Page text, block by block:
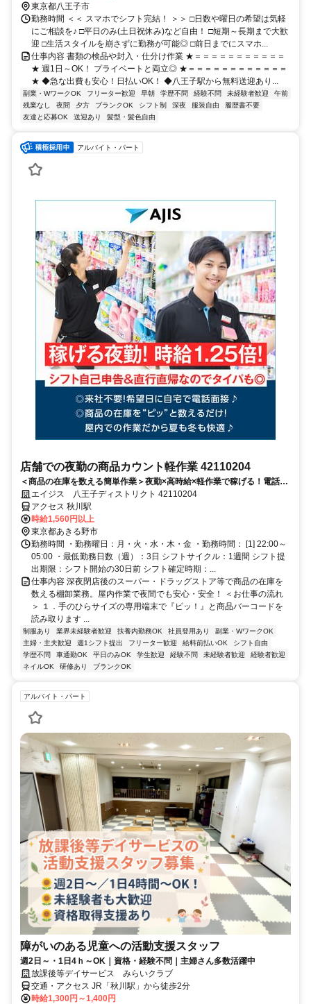
東京都八王子市
勤務時間 ＜＜ スマホでシフト完結！ ＞＞ □日数や曜日の希望は気軽
にご相談を♪ □平日のみ(土日祝休み)など自由！ □短期～長期まで大歓
迎 □生活スタイルを崩さずに勤務が可能◎ □前日までにスマホ...
仕事内容 書類の検品や封入・仕分け作業 ★＝＝＝＝＝＝＝＝＝＝＝
★ 週1日～OK！ プライベートと両立◎ ★＝＝＝＝＝＝＝＝＝＝＝＝
★ ◆急な出費も安心！日払いOK！ ◆八王子駅から無料送迎あり...
副業・WワークOK フリーター歓迎 早朝 学歴不問 経験不問 未経験者歓迎
午前
残業なし
夜間 夕方 ブランクOK シフト制 深夜 服装自由
履歴書不要
友達と応募OK
送迎あり 髪型・髪色自由
アルバイト・パート
店舗での夜勤の商品カウント軽作業 42110204
＜商品の在庫を数える簡単作業＞夜勤×高時給×軽作業で稼げる！電話面
接で来社＆履歴書不要！
エイジス 八王子ディストリクト 42110204
アクセス 秋川駅
時給1,560円以上
東京都あきる野市
勤務時間 ・勤務曜日：月・火・水・木・金 ・勤務時間： [1] 22:00～
05:00 ・最低勤務日数（週）：3日 シフトサイクル：1週間 シフト提
出期限：シフト開始の30日前 シフト確定時期：...
仕事内容 深夜閉店後のスーパー・ドラッグストア等で商品の在庫を
数える棚卸業務。屋内作業で夜間でも安心・安全！ ＜お仕事の流れ
＞ １．手のひらサイズの専用端末で『ピッ！』と商品バーコードを
読み取ります ...
制服あり 業界未経験者歓迎 扶養内勤務OK 社員登用あり
副業・WワークOK
主婦・主夫歓迎
週1シフト提出 フリーター歓迎 給料前払いOK
シフト自由
学歴不問
車通勤OK 平日のみOK 学生歓迎 経験不問 未経験者歓迎
経験者歓迎
ネイルOK
研修あり ブランクOK
アルバイト・パート
障がいのある児童への活動支援スタッフ
週2日～・1日4ｈ～OK｜資格・経験不問｜主婦さん多数活躍中
放課後等デイサービス みらいクラブ
交通・アクセス JR「秋川駅」から徒歩2分
時給1,300円～1,400円